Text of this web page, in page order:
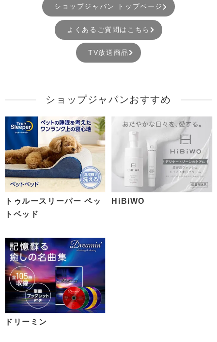
ショップジャパン トップページ
よくあるご質問はこちら
TV放送商品
ショップジャパンおすすめ
トゥルースリーパー ペッ
トベッド
HiBiWO
ドリーミン